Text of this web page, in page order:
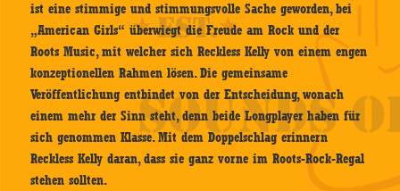
ist eine stimmige und stimmungsvolle Sache geworden, bei
„American Girls“ überwiegt die Freude am Rock und der
Roots Music, mit welcher sich Reckless Kelly von einem engen
konzeptionellen Rahmen lösen. Die gemeinsame
Veröffentlichung entbindet von der Entscheidung, wonach
einem mehr der Sinn steht, denn beide Longplayer haben für
sich genommen Klasse. Mit dem Doppelschlag erinnern
Reckless Kelly daran, dass sie ganz vorne im Roots-Rock-Regal
stehen sollten.